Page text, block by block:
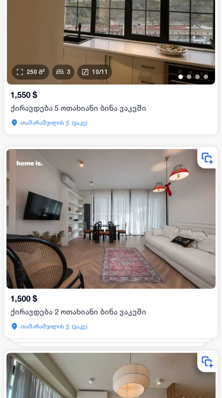
••••
250 მ² 3 10/11
1,550 $
ქირავდება 5 ოთახიანი ბინა ვაკეში
თამარაშვილის ქ. (ვაკე)
1,500 $
ქირავდება 2 ოთახიანი ბინა ვაკეში
თამარაშვილის ქ. (ვაკე)